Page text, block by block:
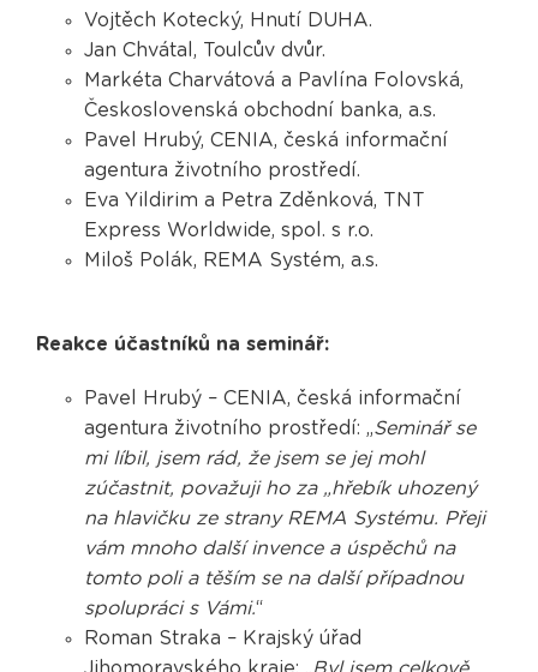
Vojtěch Kotecký, Hnutí DUHA.
Jan Chvátal, Toulcův dvůr.
Markéta Charvátová a Pavlína Folovská,
Československá obchodní banka, a.s.
Pavel Hrubý, CENIA, česká informační
agentura životního prostředí.
Eva Yildirim a Petra Zděnková, TNT
Express Worldwide, spol. s r.o.
Miloš Polák, REMA Systém, a.s.
Reakce účastníků na seminář:
Pavel Hrubý – CENIA, česká informační
agentura životního prostředí: „Seminář se
mi líbil, jsem rád, že jsem se jej mohl
zúčastnit, považuji ho za „hřebík uhozený
na hlavičku ze strany REMA Systému. Přeji
vám mnoho další invence a úspěchů na
tomto poli a těším se na další případnou
spolupráci s Vámi.“
Roman Straka – Krajský úřad